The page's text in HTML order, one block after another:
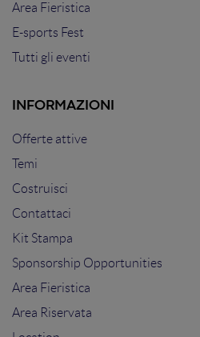
Area Fieristica
E-sports Fest
Tutti gli eventi
INFORMAZIONI
Offerte attive
Temi
Costruisci
Contattaci
Kit Stampa
Sponsorship Opportunities
Area Fieristica
Area Riservata